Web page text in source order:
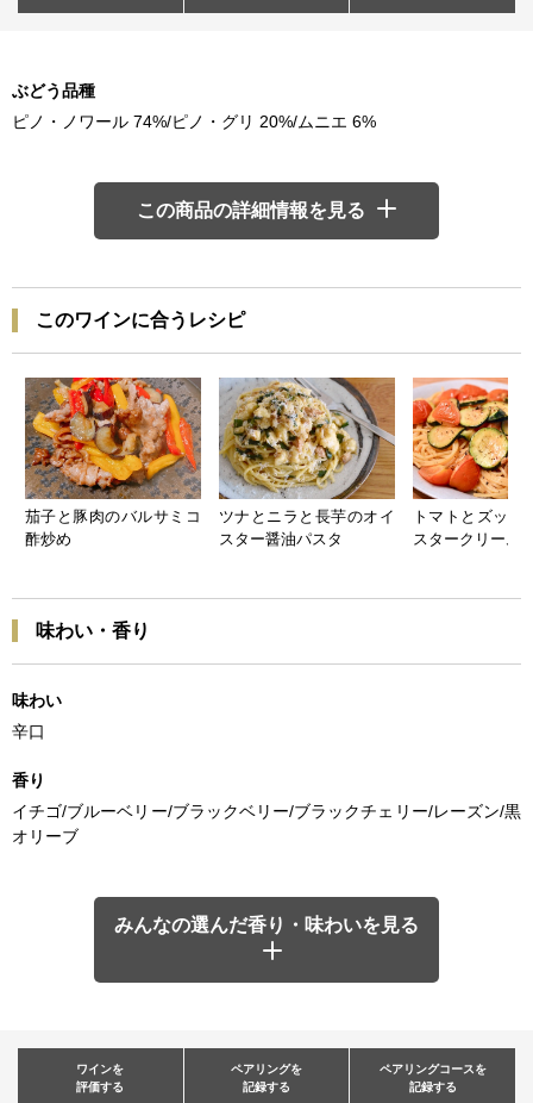
ぶどう品種
ピノ・ノワール 74%/ピノ・グリ 20%/ムニエ 6%
この商品の詳細情報を見る
このワインに合うレシピ
茄子と豚肉のバルサミコ
酢炒め
ツナとニラと長芋のオイ
スター醤油パスタ
トマトとズッキ
スタークリーム
味わい・香り
味わい
辛口
香り
イチゴ/ブルーベリー/ブラックベリー/ブラックチェリー/レーズン/黒
オリーブ
みんなの選んだ香り・味わいを見る
ワインを
評価する
ペアリングを
記録する
ペアリングコースを
記録する